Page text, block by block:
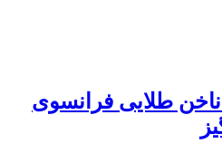
ناخن طلایی فرانسوی